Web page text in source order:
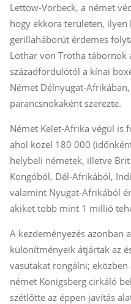
Lettow-Vorbeck, a német
hogy ekkora területen, ilyen
gerillaháborút érdemes
Lothar von Trotha tábornok
századfordulótól a kínai
Német Délnyugat-
parancsnokaként szerezte.
Német Kelet-Afrika végül is
ahol közel 180 000
helybeli németek, illetve
Kongóból, Dél-Afrikából,
valamint Nyugat-Afrikából
akiket több mint 1 millió
A kezdeményezés azonban
különítményeik átjártak az
vasutakat rongálni;
német Königsberg cirkáló
szétlőtte az éppen javítás